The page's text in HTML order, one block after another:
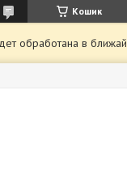
Кошик
обработана в